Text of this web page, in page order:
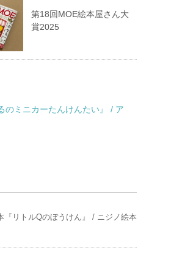
第18回MOE絵本屋さん大
賞2025
のミニカーたんけんたい』 / ア
『リトルQのぼうけん』 / ニジノ絵本